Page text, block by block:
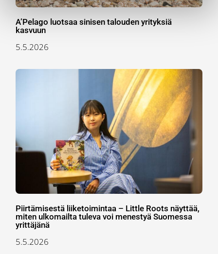
A’Pelago luotsaa sinisen talouden yrityksiä
kasvuun
5.5.2026
Piirtämisestä liiketoimintaa – Little Roots näyttää,
miten ulkomailta tuleva voi menestyä Suomessa
yrittäjänä
5.5.2026